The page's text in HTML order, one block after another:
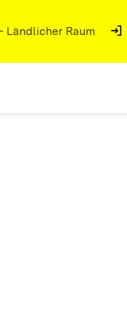
Ländlicher Raum